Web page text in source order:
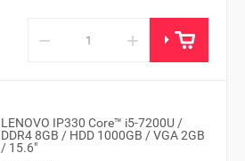
− +
LENOVO IP330 Core™ i5-7200U /
DDR4 8GB / HDD 1000GB / VGA 2GB
/ 15.6"